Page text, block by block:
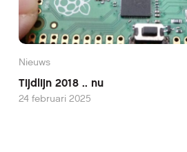
Nieuws
Tijdlijn 2018 .. nu
24 februari 2025